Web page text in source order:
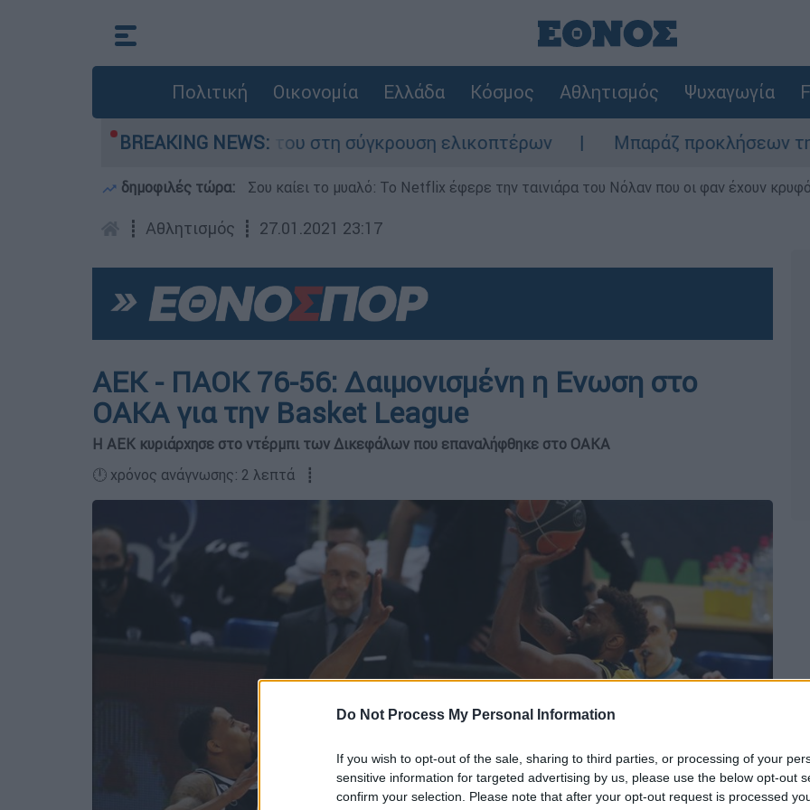
Do Not Process My Personal Information
If you wish to opt-out of the sale, sharing to third parties, or processing of your
sensitive information for targeted advertising by us, please use the below opt-out
confirm your selection. Please note that after your opt-out request is processed
Πολιτική Οικονομία Ελλάδα Κόσμος Αθλητισμός Ψυχαγωγία
BREAKING NEWS:
που έχασε τη ζωή του στη σύγκρουση ελικοπτέρων Μπαράζ προκλήσεων της
δημοφιλές τώρα: Σου καίει το μυαλό: Το Netflix έφερε την ταινιάρα του Νόλαν που οι φαν έχουν
┋ Αθλητισμός ┋ 27.01.2021 23:17
ΑΕΚ - ΠΑΟΚ 76-56: Δαιμονισμένη η Ενωση στο
ΟΑΚΑ για την Basket League
Η ΑΕΚ κυριάρχησε στο ντέρμπι των Δικεφάλων που επαναλήφθηκε στο ΟΑΚΑ
🕛 χρόνος ανάγνωσης: 2 λεπτά ┋